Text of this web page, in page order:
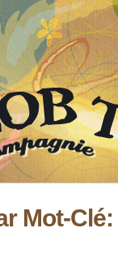
Mot-Clé: